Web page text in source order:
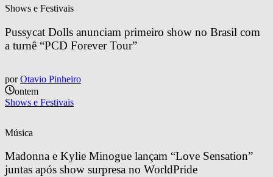
Shows e Festivais
Pussycat Dolls anunciam primeiro show no Brasil com
a turnê “PCD Forever Tour”
por Otavio Pinheiro
ontem
Shows e Festivais
Música
Madonna e Kylie Minogue lançam “Love Sensation”
juntas após show surpresa no WorldPride